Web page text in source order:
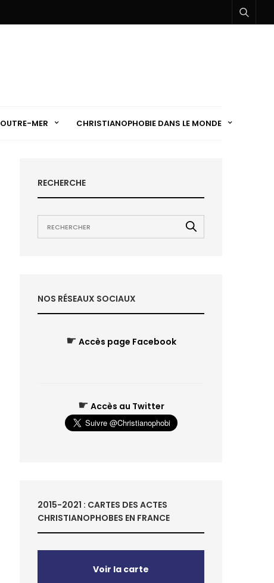
OUTRE-MER CHRISTIANOPHOBIE DANS LE MONDE
RECHERCHE
NOS RÉSEAUX SOCIAUX
☛ Accès page Facebook
☛ Accès au Twitter
2015-2021 : CARTES DES ACTES
CHRISTIANOPHOBES EN FRANCE
Voir la carte